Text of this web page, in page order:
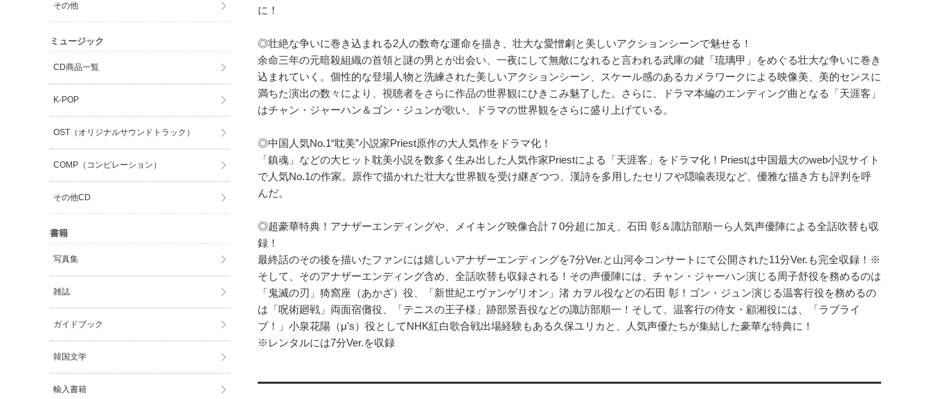
に！
◎壮絶な争いに巻き込まれる2人の数奇な運命を描き、壮大な愛憎劇と美しいアクションシーンで魅せる！
余命三年の元暗殺組織の首領と謎の男とが出会い、一夜にして無敵になれると言われる武庫の鍵「琉璃甲」をめぐる壮大な争いに巻き
込まれていく。個性的な登場人物と洗練された美しいアクションシーン、スケール感のあるカメラワークによる映像美、美的センスに
満ちた演出の数々により、視聴者をさらに作品の世界観にひきこみ魅了した。さらに、ドラマ本編のエンディング曲となる「天涯客」
はチャン・ジャーハン＆ゴン・ジュンが歌い、ドラマの世界観をさらに盛り上げている。
◎中国人気No.1“耽美”小説家Priest原作の大人気作をドラマ化！
「鎮魂」などの大ヒット耽美小説を数多く生み出した人気作家Priestによる「天涯客」をドラマ化！Priestは中国最大のweb小説サイト
で人気No.1の作家。原作で描かれた壮大な世界観を受け継ぎつつ、漢詩を多用したセリフや隠喩表現など、優雅な描き方も評判を呼
んだ。
◎超豪華特典！アナザーエンディングや、メイキング映像合計７0分超に加え、石田 彰＆諏訪部順一ら人気声優陣による全話吹替も収
録！
最終話のその後を描いたファンには嬉しいアナザーエンディングを7分Ver.と山河令コンサートにて公開された11分Ver.も完全収録！※
そして、そのアナザーエンディング含め、全話吹替も収録される！その声優陣には、チャン・ジャーハン演じる周子舒役を務めるのは
「鬼滅の刃」猗窩座（あかざ）役、「新世紀エヴァンゲリオン」渚 カヲル役などの石田 彰！ゴン・ジュン演じる温客行役を務めるの
は「呪術廻戦」両面宿儺役、「テニスの王子様」跡部景吾役などの諏訪部順一！そして、温客行の侍女・顧湘役には、「ラブライ
ブ！」小泉花陽（μ's）役としてNHK紅白歌合戦出場経験もある久保ユリカと、人気声優たちが集結した豪華な特典に！
※レンタルには7分Ver.を収録
その他
ミュージック
CD商品一覧
K-POP
OST（オリジナルサウンドトラック）
COMP（コンピレーション）
その他CD
書籍
写真集
雑誌
ガイドブック
韓国文学
輸入書籍